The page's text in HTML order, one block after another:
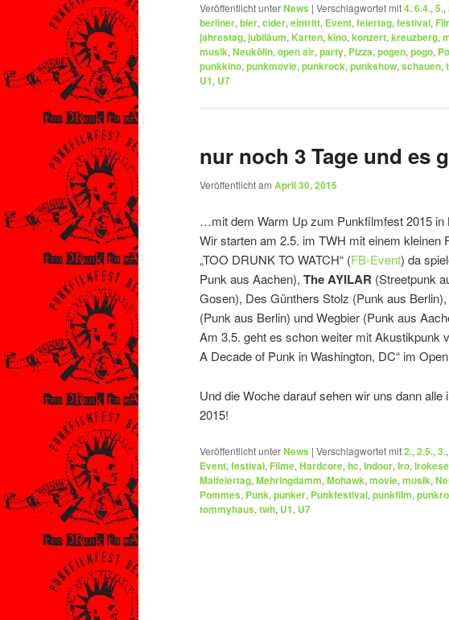
Veröffentlicht unterNews | Verschlagwortet mit4. 6.4., 5.,
berliner, bier, cider, eintritt, Event, feiertag, festival,
jahrestag, jubiläum, Karten, kino, konzert, kreuzberg,
musik, Neukölln, open air, party, Pizza, pogen, pogo,
punkkino, punkmovie, punkrock, punkshow, schauen,
U1, U7
nur noch 3 Tage und es
Veröffentlicht am April 30, 2015
…mit dem Warm Up zum Punkfilmfest 2015 in
Wir starten am 2.5. im TWH mit einem kleinen
„TOO DRUNK TO WATCH“ (FB-Event) da
Punk aus Aachen), The AYILAR (Streetpunk
Gosen), Des Günthers Stolz (Punk aus
(Punk aus Berlin) und Wegbier (Punk aus
Am 3.5. geht es schon weiter mit Akustikpunk
A Decade of Punk in Washington, DC“ im
Und die Woche darauf sehen wir uns dann
2015!
Veröffentlicht unterNews | Verschlagwortet mit2., 2.5., 3.,
Event, festival, Filme, Hardcore, hc, Indoor, Iro,
Maifeiertag, Mehringdamm, Mohawk, movie, musik,
Pommes, Punk, punker, Punkfestival, punkfilm,
tommyhaus, twh, U1, U7